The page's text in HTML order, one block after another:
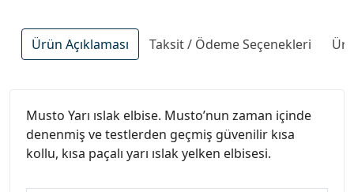
Ürün Açıklaması Taksit / Ödeme Seçenekleri
Musto Yarı ıslak elbise. Musto’nun zaman içinde
denenmiş ve testlerden geçmiş güvenilir kısa
kollu, kısa paçalı yarı ıslak yelken elbisesi.